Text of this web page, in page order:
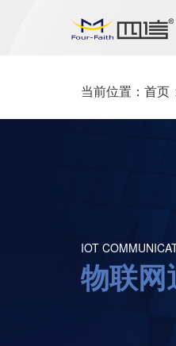
当前位置： 首页
IOT
物联网